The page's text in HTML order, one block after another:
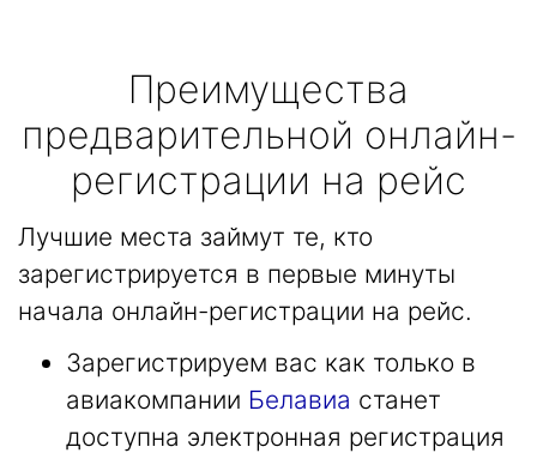
Преимущества
предварительной онлайн-
регистрации на рейс
Лучшие места займут те, кто
зарегистрируется в первые минуты
начала онлайн-регистрации на рейс.
Зарегистрируем вас как только в
авиакомпании Белавиа станет
доступна электронная регистрация